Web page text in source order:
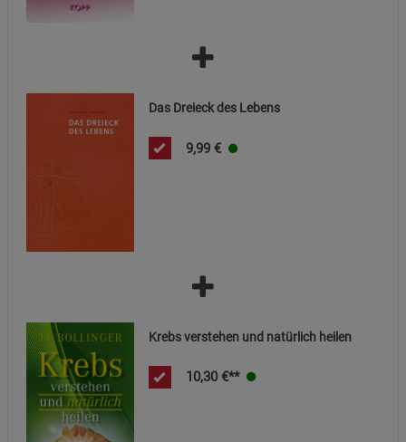
Das Dreieck des Lebens
9,99 €
Krebs verstehen und natürlich heilen
10,30 €**
Marketing Cookies (3)
Beschreibung Marketing Cookies